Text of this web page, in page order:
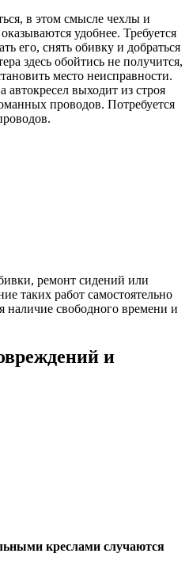
в этом смысле чехлы и
удобнее. Требуется
его, снять обивку и добраться
здесь обойтись не получится,
место неисправности.
автокресел выходит из строя
проводов. Потребуется
ремонт сидений или
таких работ самостоятельно
наличие свободного времени и
и
креслами случаются